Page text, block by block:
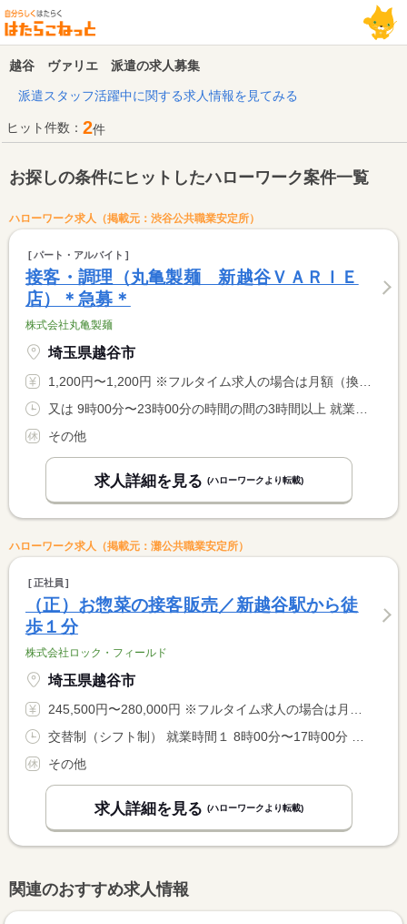
越谷 ヴァリエ 派遣の求人募集
派遣スタッフ活躍中に関する求人情報を見てみる
ヒット件数： 2件
お探しの条件にヒットしたハローワーク案件一覧
ハローワーク求人（掲載元：渋谷公共職業安定所）
パート・アルバイト
接客・調理（丸亀製麺 新越谷ＶＡＲＩＥ
店）＊急募＊
株式会社丸亀製麺
埼玉県越谷市
1,200円〜1,200円 ※フルタイム求人の場合は月額（換算額）、パート求人の場合は時間額を表示しています。
その他
求人詳細を見る (ハローワークより転載)
ハローワーク求人（掲載元：灘公共職業安定所）
正社員
（正）お惣菜の接客販売／新越谷駅から徒
歩１分
株式会社ロック・フィールド
埼玉県越谷市
245,500円〜280,000円 ※フルタイム求人の場合は月額（換算額）、パート求人の場合は時間額を表示しています。
その他
求人詳細を見る (ハローワークより転載)
関連のおすすめ求人情報